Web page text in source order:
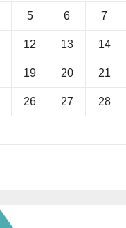
5 6 7
12 13 14
19 20 21
26 27 28